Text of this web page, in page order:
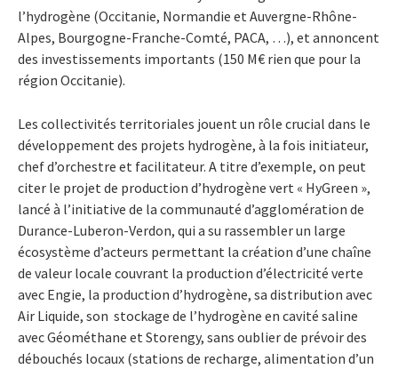
l’hydrogène (Occitanie, Normandie et Auvergne-Rhône-
Alpes, Bourgogne-Franche-Comté, PACA, …), et annoncent
des investissements importants (150 M€ rien que pour la
région Occitanie).
Les collectivités territoriales jouent un rôle crucial dans le
développement des projets hydrogène, à la fois initiateur,
chef d’orchestre et facilitateur. A titre d’exemple, on peut
citer le projet de production d’hydrogène vert « HyGreen »,
lancé à l’initiative de la communauté d’agglomération de
Durance-Luberon-Verdon, qui a su rassembler un large
écosystème d’acteurs permettant la création d’une chaîne
de valeur locale couvrant la production d’électricité verte
avec Engie, la production d’hydrogène, sa distribution avec
Air Liquide, son stockage de l’hydrogène en cavité saline
avec Géométhane et Storengy, sans oublier de prévoir des
débouchés locaux (stations de recharge, alimentation d’un